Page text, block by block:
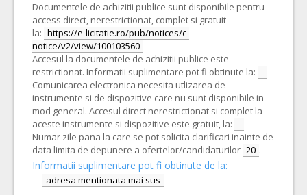
Documentele de achizitii publice sunt disponibile pentru
access direct, nerestrictionat, complet si gratuit
la: https://e-licitatie.ro/pub/notices/c-
notice/v2/view/100103560
Accesul la documentele de achizitii publice este
restrictionat. Informatii suplimentare pot fi obtinute la: -
Comunicarea electronica necesita utlizarea de
instrumente si de dispozitive care nu sunt disponibile in
mod general. Accesul direct nerestrictionat si complet la
aceste instrumente si dispozitive este gratuit, la: -
Numar zile pana la care se pot solicita clarificari inainte de
data limita de depunere a ofertelor/candidaturilor 20 .
Informatii suplimentare pot fi obtinute de la:
adresa mentionata mai sus